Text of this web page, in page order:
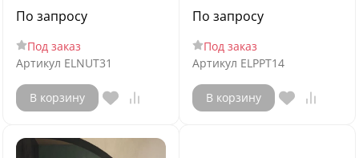
По запросу
Под заказ
Артикул ELNUT31
В корзину
По запросу
Под заказ
Артикул ELPPT14
В корзину